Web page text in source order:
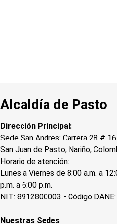
Alcaldía de Pasto
Dirección Principal:
Sede San Andres: Carrera 28 #
San Juan de Pasto, Nariño,
Horario de atención:
Lunes a Viernes de 8:00 a.m. a
p.m. a 6:00 p.m.
NIT: 8912800003 - Código
Nuestras Sedes